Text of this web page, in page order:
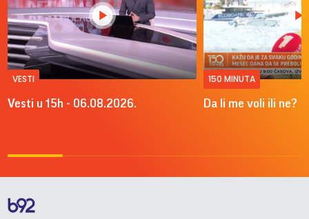
VESTI
Vesti u 15h - 06.08.2026.
150 MINUTA
Da li me voli ili ne?